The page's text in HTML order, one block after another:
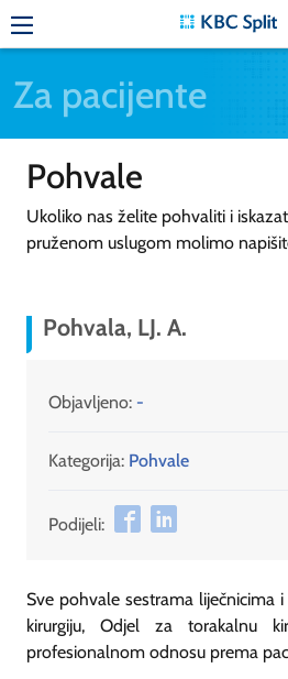
Za pacijente
Pohvale
Ukoliko nas želite pohvaliti i
pruženom uslugom molimo
Pohvala, LJ. A.
Objavljeno: -
Kategorija: Pohvale
Podijeli:
Sve pohvale sestrama liječnicima
kirurgiju, Odjel za torakalnu
profesionalnom odnosu prema